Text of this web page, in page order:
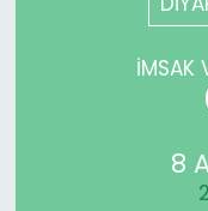
İMSAK
8
EĞİTİM
English News
Tüm
Haber Arşivi